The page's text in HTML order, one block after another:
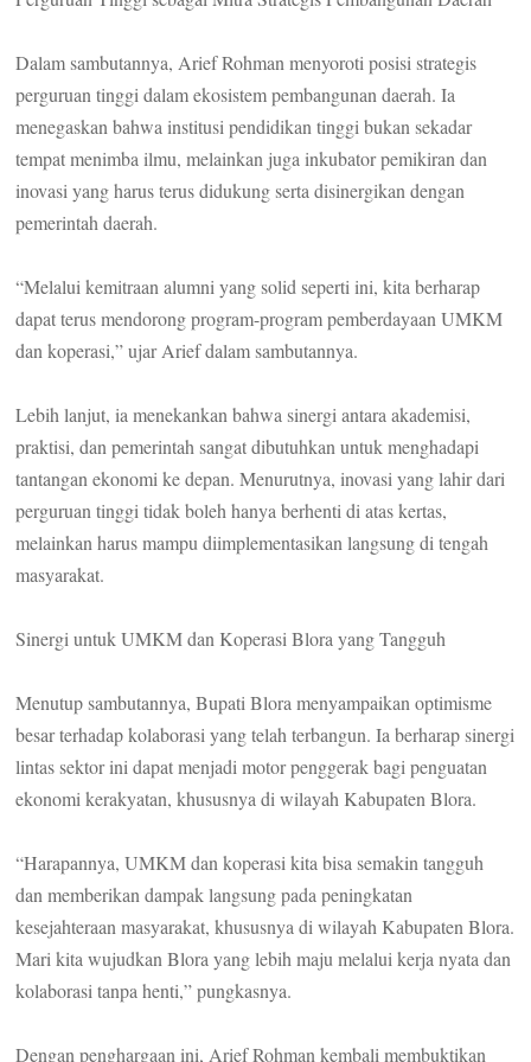
Dalam sambutannya, Arief Rohman menyoroti posisi strategis
perguruan tinggi dalam ekosistem pembangunan daerah. Ia
menegaskan bahwa institusi pendidikan tinggi bukan sekadar
tempat menimba ilmu, melainkan juga inkubator pemikiran dan
inovasi yang harus terus didukung serta disinergikan dengan
pemerintah daerah.
“Melalui kemitraan alumni yang solid seperti ini, kita berharap
dapat terus mendorong program-program pemberdayaan UMKM
dan koperasi,” ujar Arief dalam sambutannya.
Lebih lanjut, ia menekankan bahwa sinergi antara akademisi,
praktisi, dan pemerintah sangat dibutuhkan untuk menghadapi
tantangan ekonomi ke depan. Menurutnya, inovasi yang lahir dari
perguruan tinggi tidak boleh hanya berhenti di atas kertas,
melainkan harus mampu diimplementasikan langsung di tengah
masyarakat.
Sinergi untuk UMKM dan Koperasi Blora yang Tangguh
Menutup sambutannya, Bupati Blora menyampaikan optimisme
besar terhadap kolaborasi yang telah terbangun. Ia berharap sinergi
lintas sektor ini dapat menjadi motor penggerak bagi penguatan
ekonomi kerakyatan, khususnya di wilayah Kabupaten Blora.
“Harapannya, UMKM dan koperasi kita bisa semakin tangguh
dan memberikan dampak langsung pada peningkatan
kesejahteraan masyarakat, khususnya di wilayah Kabupaten Blora.
Mari kita wujudkan Blora yang lebih maju melalui kerja nyata dan
kolaborasi tanpa henti,” pungkasnya.
Dengan penghargaan ini, Arief Rohman kembali membuktikan